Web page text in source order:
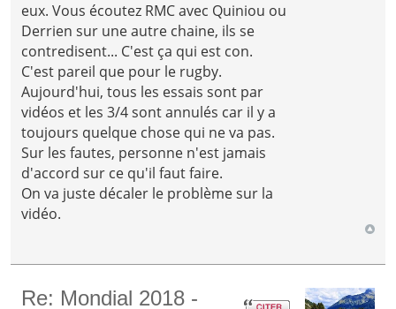
eux. Vous écoutez RMC avec Quiniou ou
Derrien sur une autre chaine, ils se
contredisent... C'est ça qui est con.
C'est pareil que pour le rugby.
Aujourd'hui, tous les essais sont par
vidéos et les 3/4 sont annulés car il y a
toujours quelque chose qui ne va pas.
Sur les fautes, personne n'est jamais
d'accord sur ce qu'il faut faire.
On va juste décaler le problème sur la
vidéo.
Re: Mondial 2018 -